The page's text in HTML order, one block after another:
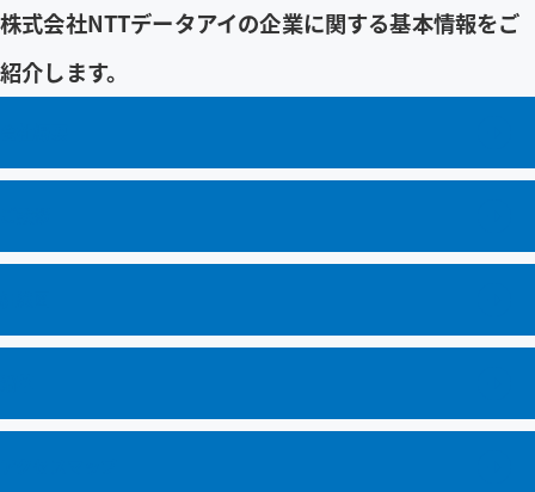
企業情報
BRANDING SITE
お問い合わせ
サイトマップ リンク・免責事項
プライバシーポリシー サイトのご利用条件
株式会社NTTデータアイの企業に関する基本情報をご
紹介します。